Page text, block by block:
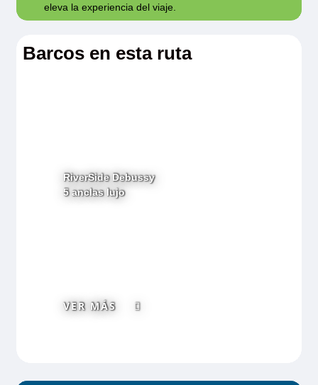
eleva la experiencia del viaje.
Barcos en esta ruta
RiverSide Debussy
5 anclas lujo
VER MÁS